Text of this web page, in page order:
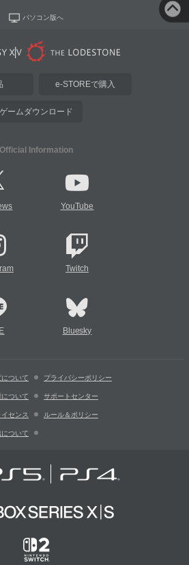
パソコン版へ
e-STOREで購入
ゲームダウンロード
Official Information
YouTube
Twitch
Bluesky
ついて プライバシーポリシー
ついて サポートセンター
イセンス ルール＆ポリシー
ついて